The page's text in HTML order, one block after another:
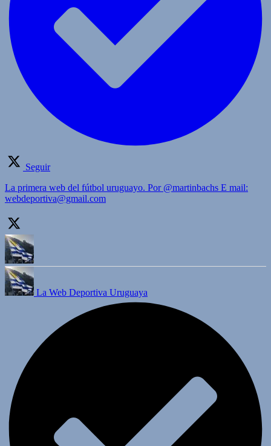
Seguir
La primera web del fútbol uruguayo. Por @martinbachs E mail:
webdeportiva@gmail.com
La Web Deportiva Uruguaya